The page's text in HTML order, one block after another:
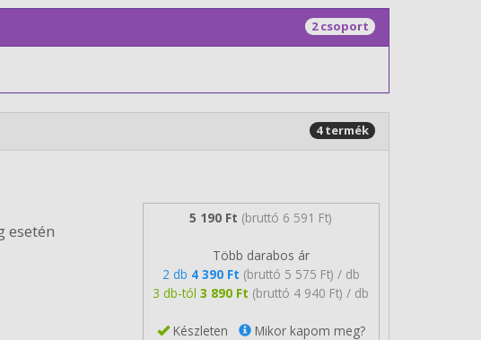
2 csoport
4 termék
esetén
5 190 Ft (bruttó 6 591 Ft)
Több darabos ár
2 db 4 390 Ft (bruttó 5 575 Ft) / db
3 db-tól3 890 Ft (bruttó 4 940 Ft) / db
Készleten Mikor kapom meg?